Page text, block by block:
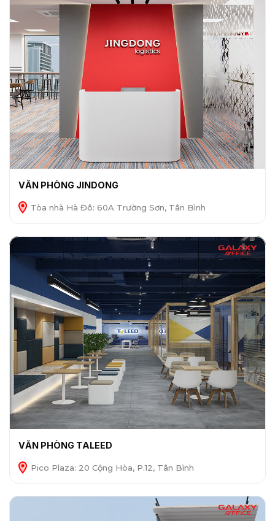
VĂN PHÒNG JINDONG
Tòa nhà Hà Đô: 60A Trường Sơn, Tân Bình
VĂN PHÒNG TALEED
Pico Plaza: 20 Cộng Hòa, P.12, Tân Bình